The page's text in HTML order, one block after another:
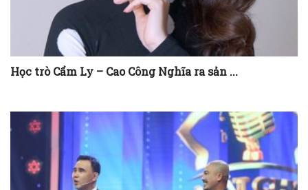
Học trò Cẩm Ly – Cao Công Nghĩa ra sản ...